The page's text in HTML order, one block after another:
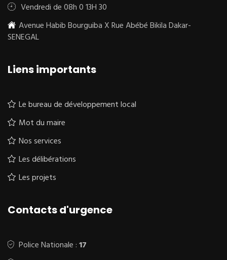
Vendredi de 08h 0 13H 30
Avenue Habib Bourguiba X Rue Abébé Bikila Dakar-
SENEGAL
Liens importants
Le bureau de développement local
Mot du maire
Nos services
Les délibérations
Les projets
Contacts d'urgence
Police Nationale :17